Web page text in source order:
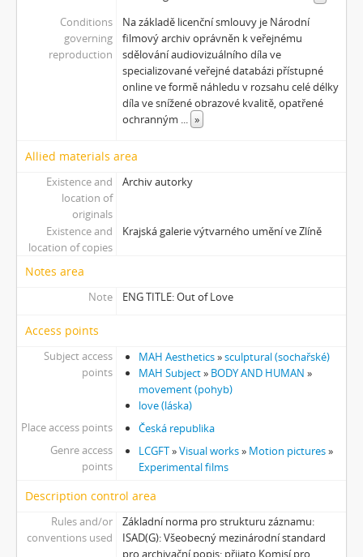
Conditions
governing
reproduction
Na základě licenční smlouvy je Národní
filmový archiv oprávněn k veřejnému
sdělování audiovizuálního díla ve
specializované veřejné databázi přístupné
online ve formě náhledu v rozsahu celé délky
díla ve snížené obrazové kvalitě, opatřené
ochranným ... »
Allied materials area
Existence and
location of
originals
Archiv autorky
Existence and
location of copies
Krajská galerie výtvarného umění ve Zlíně
Notes area
Note ENG TITLE: Out of Love
Access points
Subject access
points
MAH Aesthetics»sculptural (sochařské)
MAH Subject» BODY AND HUMAN »
movement (pohyb)
love (láska)
Place access points
Česká republika
Genre access
points
LCGFT»Visual works» Motion pictures»
Experimental films
Description control area
Rules and/or
conventions used
Základní norma pro strukturu záznamu:
ISAD(G): Všeobecný mezinárodní standard
pro archivační popis: přijato Komisí pro